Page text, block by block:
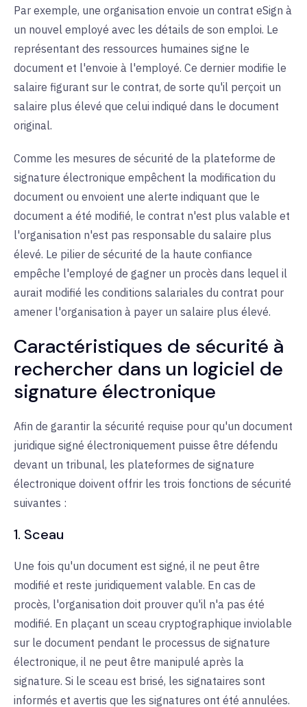
Par exemple, une organisation envoie un contrat eSign à
un nouvel employé avec les détails de son emploi. Le
représentant des ressources humaines signe le
document et l'envoie à l'employé. Ce dernier modifie le
salaire figurant sur le contrat, de sorte qu'il perçoit un
salaire plus élevé que celui indiqué dans le document
original.
Comme les mesures de sécurité de la plateforme de
signature électronique empêchent la modification du
document ou envoient une alerte indiquant que le
document a été modifié, le contrat n'est plus valable et
l'organisation n'est pas responsable du salaire plus
élevé. Le pilier de sécurité de la haute confiance
empêche l'employé de gagner un procès dans lequel il
aurait modifié les conditions salariales du contrat pour
amener l'organisation à payer un salaire plus élevé.
Caractéristiques de sécurité à
rechercher dans un logiciel de
signature électronique
Afin de garantir la sécurité requise pour qu'un document
juridique signé électroniquement puisse être défendu
devant un tribunal, les plateformes de signature
électronique doivent offrir les trois fonctions de sécurité
suivantes :
1. Sceau
Une fois qu'un document est signé, il ne peut être
modifié et reste juridiquement valable. En cas de
procès, l'organisation doit prouver qu'il n'a pas été
modifié. En plaçant un sceau cryptographique inviolable
sur le document pendant le processus de signature
électronique, il ne peut être manipulé après la
signature. Si le sceau est brisé, les signataires sont
informés et avertis que les signatures ont été annulées.